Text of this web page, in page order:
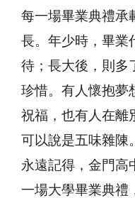
每一場畢業典禮承
長。年少時，畢業
待；長大後，則多
珍惜。有人懷抱夢
祝福，也有人在離
可以說是五味雜陳。
永遠記得，金門高
一場大學畢業典禮